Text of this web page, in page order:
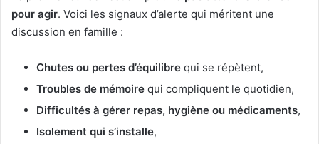
pour agir. Voici les signaux d’alerte qui méritent une
discussion en famille :
Chutes ou pertes d’équilibre qui se répètent,
Troubles de mémoire qui compliquent le quotidien,
Difficultés à gérer repas, hygiène ou médicaments,
Isolement qui s’installe,